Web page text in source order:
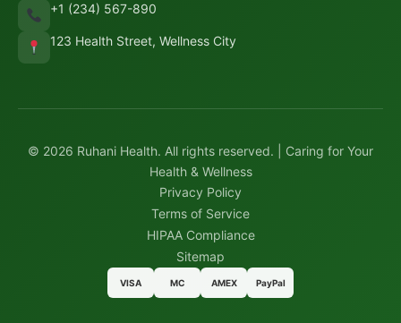
+1 (234) 567-890
123 Health Street, Wellness City
© 2026 Ruhani Health. All rights reserved. | Caring for Your
Health & Wellness
Privacy Policy
Terms of Service
HIPAA Compliance
Sitemap
VISA MC AMEX PayPal